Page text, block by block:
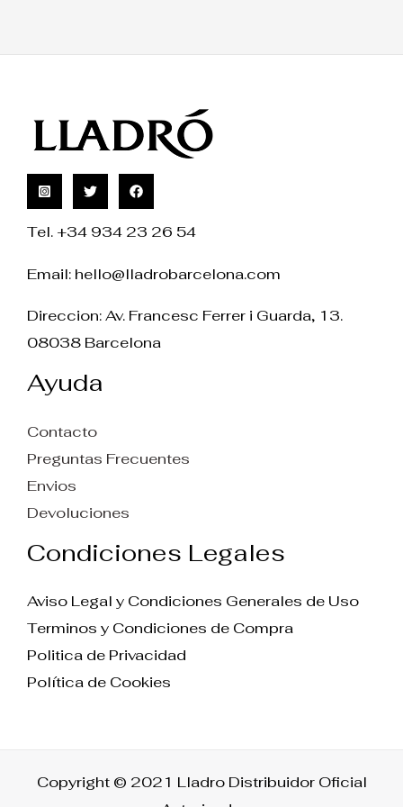
Tel. +34 934 23 26 54
Email: hello@lladrobarcelona.com
Direccion: Av. Francesc Ferrer i Guarda, 13.
08038 Barcelona
Ayuda
Contacto
Preguntas Frecuentes
Envios
Devoluciones
Condiciones Legales
Aviso Legal y Condiciones Generales de Uso
Terminos y Condiciones de Compra
Politica de Privacidad
Política de Cookies
Copyright © 2021 Lladro Distribuidor Oficial